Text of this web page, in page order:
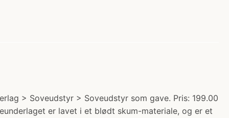
> Soveudstyr > Soveudstyr som gave. Pris: 199.00
er lavet i et blødt skum-materiale, og er et